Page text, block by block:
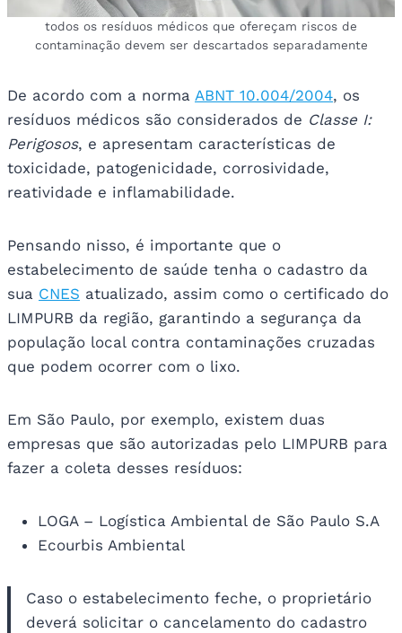
todos os resíduos médicos que ofereçam riscos de
contaminação devem ser descartados separadamente
De acordo com a norma ABNT 10.004/2004, os
resíduos médicos são considerados de Classe I:
Perigosos, e apresentam características de
toxicidade, patogenicidade, corrosividade,
reatividade e inflamabilidade.
Pensando nisso, é importante que o
estabelecimento de saúde tenha o cadastro da
sua CNES atualizado, assim como o certificado do
LIMPURB da região, garantindo a segurança da
população local contra contaminações cruzadas
que podem ocorrer com o lixo.
Em São Paulo, por exemplo, existem duas
empresas que são autorizadas pelo LIMPURB para
fazer a coleta desses resíduos:
LOGA – Logística Ambiental de São Paulo S.A
Ecourbis Ambiental
Caso o estabelecimento feche, o proprietário
deverá solicitar o cancelamento do cadastro